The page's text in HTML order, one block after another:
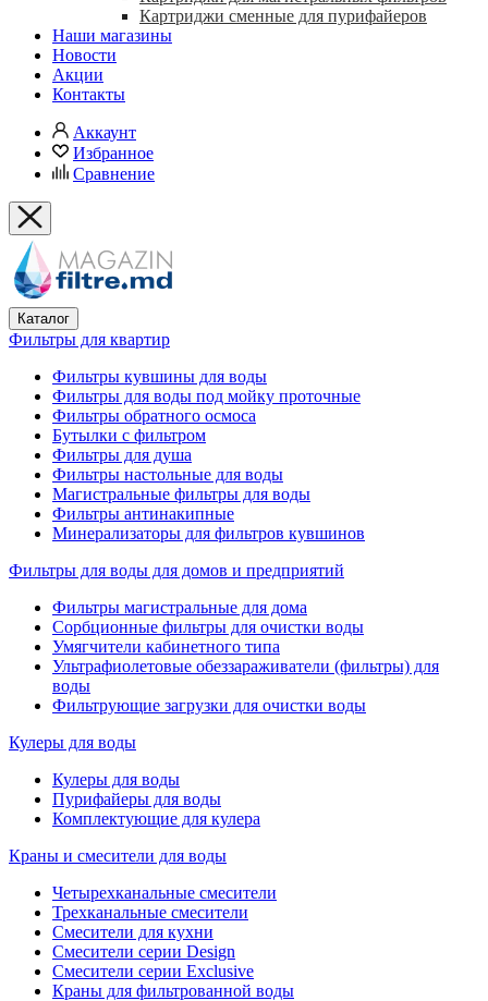
Картриджи сменные для пурифайеров
Наши магазины
Новости
Акции
Контакты
Аккаунт
Избранное
Сравнение
Каталог
Фильтры для квартир
Фильтры кувшины для воды
Фильтры для воды под мойку проточные
Фильтры обратного осмоса
Бутылки с фильтром
Фильтры для душа
Фильтры настольные для воды
Магистральные фильтры для воды
Фильтры антинакипные
Минерализаторы для фильтров кувшинов
Фильтры для воды для домов и предприятий
Фильтры магистральные для дома
Сорбционные фильтры для очистки воды
Умягчители кабинетного типа
Ультрафиолетовые обеззараживатели (фильтры) для
воды
Фильтрующие загрузки для очистки воды
Кулеры для воды
Кулеры для воды
Пурифайеры для воды
Комплектующие для кулера
Краны и смесители для воды
Четырехканальные смесители
Трехканальные смесители
Смесители для кухни
Смесители серии Design
Смесители серии Exclusive
Краны для фильтрованной воды